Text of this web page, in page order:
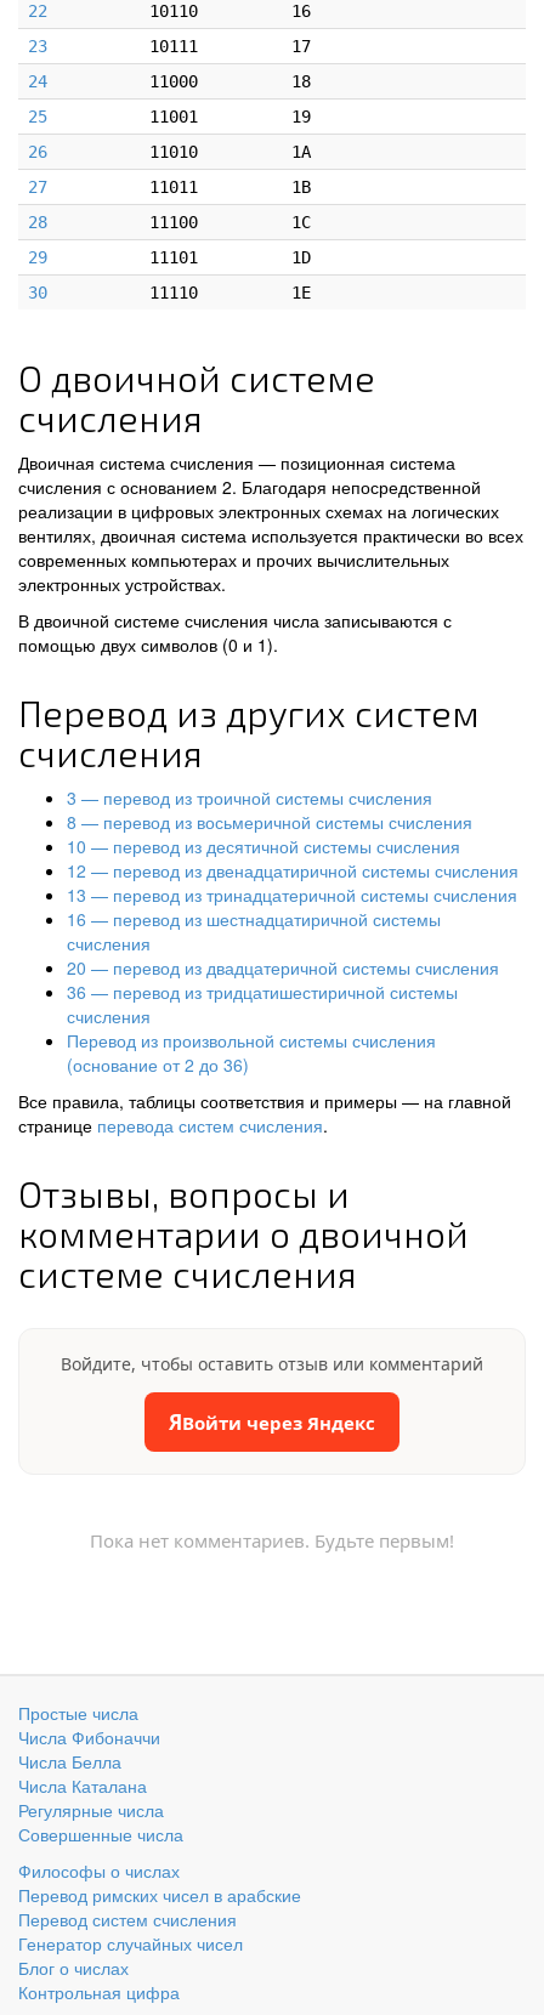
22
10110
16
23
10111
17
24
11000
18
25
11001
19
26
11010
1A
27
11011
1B
28
11100
1C
29
11101
1D
30
11110 1E
О двоичной системе
счисления
Двоичная система счисления — позиционная система
счисления с основанием 2. Благодаря непосредственной
реализации в цифровых электронных схемах на логических
вентилях, двоичная система используется практически во всех
современных компьютерах и прочих вычислительных
электронных устройствах.
В двоичной системе счисления числа записываются с
помощью двух символов (0 и 1).
Перевод из других систем
счисления
3 — перевод из троичной системы счисления
8 — перевод из восьмеричной системы счисления
10 — перевод из десятичной системы счисления
12 — перевод из двенадцатиричной системы счисления
13 — перевод из тринадцатеричной системы счисления
16 — перевод из шестнадцатиричной системы
счисления
20 — перевод из двадцатеричной системы счисления
36 — перевод из тридцатишестиричной системы
счисления
Перевод из произвольной системы счисления
(основание от 2 до 36)
Все правила, таблицы соответствия и примеры — на главной
странице перевода систем счисления.
Отзывы, вопросы и
комментарии о двоичной
системе счисления
Войдите, чтобы оставить отзыв или комментарий
ЯВойти через Яндекс
Пока нет комментариев. Будьте первым!
Простые числа
Числа Фибоначчи
Числа Белла
Числа Каталана
Регулярные числа
Совершенные числа
Философы о числах
Перевод римских чисел в арабские
Перевод систем счисления
Генератор случайных чисел
Блог о числах
Контрольная цифра